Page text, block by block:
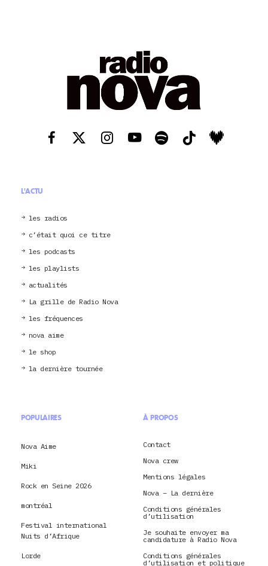
L'ACTU
les radios
c’était quoi ce titre
les podcasts
les playlists
actualités
La grille de Radio Nova
les fréquences
nova aime
le shop
la dernière tournée
POPULAIRES
Nova Aime
Miki
Rock en Seine 2026
montréal
Festival international
Nuits d’Afrique
Lorde
À PROPOS
Contact
Nova crew
Mentions légales
Nova – La dernière
Conditions générales
d’utilisation
Je souhaite envoyer ma
candidature à Radio Nova
Conditions générales
d’utilisation et politique